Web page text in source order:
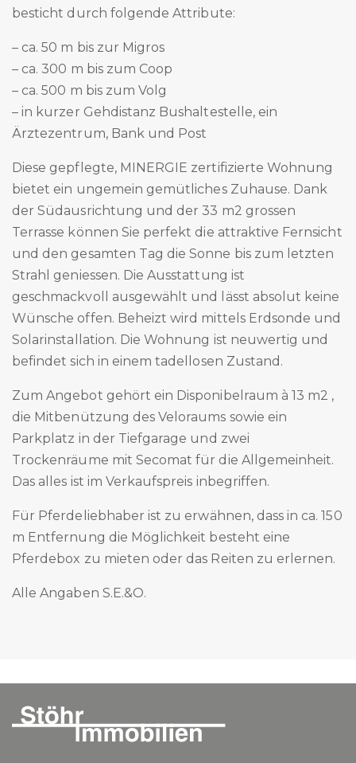
besticht durch folgende Attribute:
– ca. 50 m bis zur Migros
– ca. 300 m bis zum Coop
– ca. 500 m bis zum Volg
– in kurzer Gehdistanz Bushaltestelle, ein
Ärztezentrum, Bank und Post
Diese gepflegte, MINERGIE zertifizierte Wohnung
bietet ein ungemein gemütliches Zuhause. Dank
der Südausrichtung und der 33 m2 grossen
Terrasse können Sie perfekt die attraktive Fernsicht
und den gesamten Tag die Sonne bis zum letzten
Strahl geniessen. Die Ausstattung ist
geschmackvoll ausgewählt und lässt absolut keine
Wünsche offen. Beheizt wird mittels Erdsonde und
Solarinstallation. Die Wohnung ist neuwertig und
befindet sich in einem tadellosen Zustand.
Zum Angebot gehört ein Disponibelraum à 13 m2 ,
die Mitbenützung des Veloraums sowie ein
Parkplatz in der Tiefgarage und zwei
Trockenräume mit Secomat für die Allgemeinheit.
Das alles ist im Verkaufspreis inbegriffen.
Für Pferdeliebhaber ist zu erwähnen, dass in ca. 150
m Entfernung die Möglichkeit besteht eine
Pferdebox zu mieten oder das Reiten zu erlernen.
Alle Angaben S.E.&O.